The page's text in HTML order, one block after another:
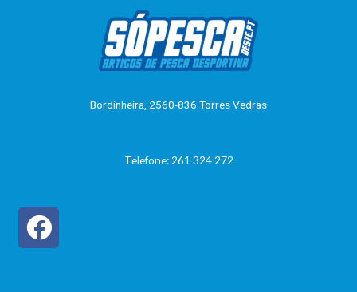
Bordinheira, 2560-836 Torres Vedras
Telefone: 261 324 272